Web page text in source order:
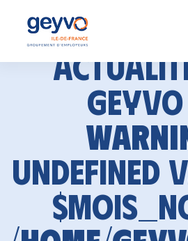
Undefined